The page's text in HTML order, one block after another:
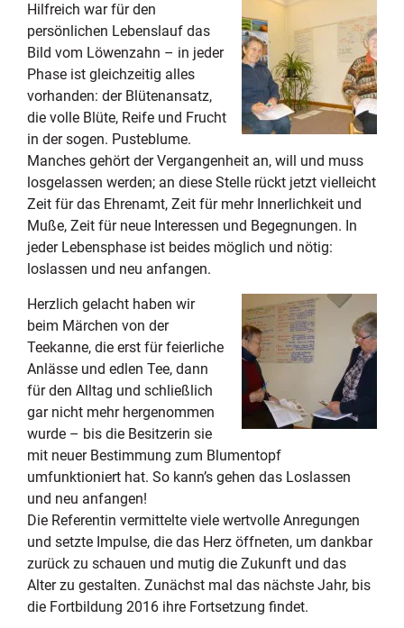
Hilfreich war für den
persönlichen Lebenslauf das
Bild vom Löwenzahn – in jeder
Phase ist gleichzeitig alles
vorhanden: der Blütenansatz,
die volle Blüte, Reife und Frucht
in der sogen. Pusteblume.
Manches gehört der Vergangenheit an, will und muss
losgelassen werden; an diese Stelle rückt jetzt vielleicht
Zeit für das Ehrenamt, Zeit für mehr Innerlichkeit und
Muße, Zeit für neue Interessen und Begegnungen. In
jeder Lebensphase ist beides möglich und nötig:
loslassen und neu anfangen.
Herzlich gelacht haben wir
beim Märchen von der
Teekanne, die erst für feierliche
Anlässe und edlen Tee, dann
für den Alltag und schließlich
gar nicht mehr hergenommen
wurde – bis die Besitzerin sie
mit neuer Bestimmung zum Blumentopf
umfunktioniert hat. So kann’s gehen das Loslassen
und neu anfangen!
Die Referentin vermittelte viele wertvolle Anregungen
und setzte Impulse, die das Herz öffneten, um dankbar
zurück zu schauen und mutig die Zukunft und das
Alter zu gestalten. Zunächst mal das nächste Jahr, bis
die Fortbildung 2016 ihre Fortsetzung findet.